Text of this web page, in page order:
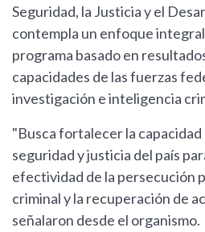
Seguridad, la Justicia y el
contempla un enfoque
programa basado en
capacidades de las fuerzas
investigación e inteligencia
"Busca fortalecer la capacidad
seguridad y justicia del país
efectividad de la persecución
criminal y la recuperación de
señalaron desde el organismo.